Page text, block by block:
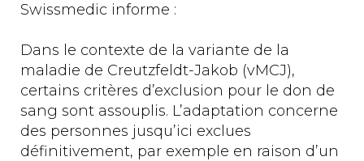
Swissmedic informe :
Dans le contexte de la variante de la
maladie de Creutzfeldt-Jakob (vMCJ),
certains critères d’exclusion pour le don de
sang sont assouplis. L’adaptation concerne
des personnes jusqu’ici exclues
définitivement, par exemple en raison d’un